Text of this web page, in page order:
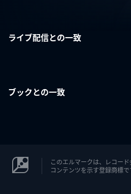
ライブ配信との一致
ブックとの一致
このエルマークは、レコー
コンテンツを示す登録商標